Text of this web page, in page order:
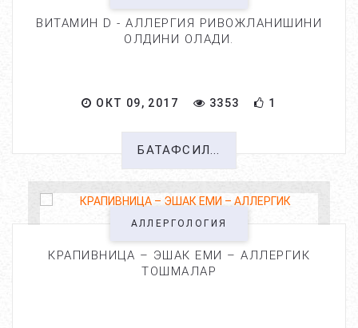
ВИТАМИН D - АЛЛЕРГИЯ РИВОЖЛАНИШИНИ
ОЛДИНИ ОЛАДИ.
ОКТ 09, 2017 3353 1
БАТАФСИЛ...
АЛЛЕРГОЛОГИЯ
КРАПИВНИЦА – ЭШАК ЕМИ – АЛЛЕРГИК
ТОШМАЛАР